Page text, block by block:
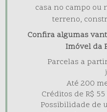
casa no campo
terreno,
Confira algumas
Imóvel da
Parcelas a
Até 200
Créditos de R$
Possibilidade de